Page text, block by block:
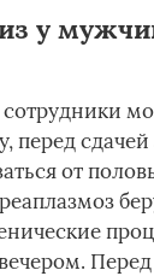
у
перед
от